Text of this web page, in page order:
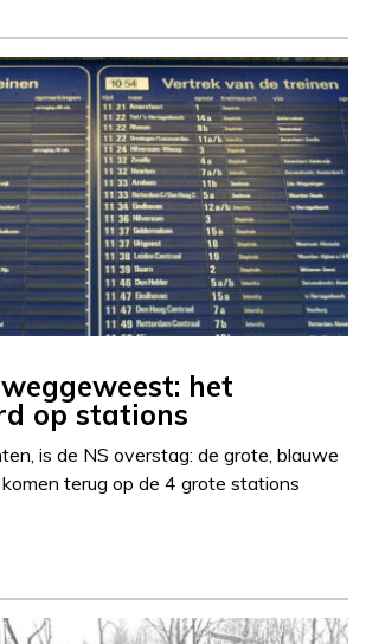
het
op stations
is de NS overstag: de grote, blauwe
terug op de 4 grote stations